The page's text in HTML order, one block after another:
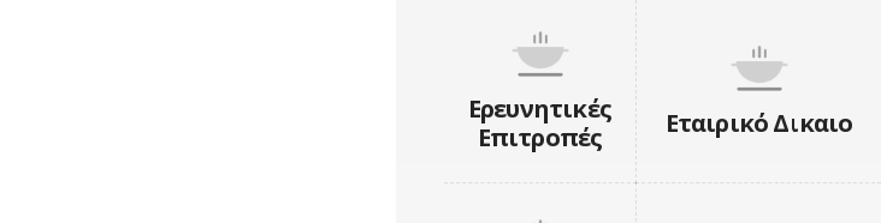
Ερευνητικές
Επιτροπές
Εταιρικό Δικαιο